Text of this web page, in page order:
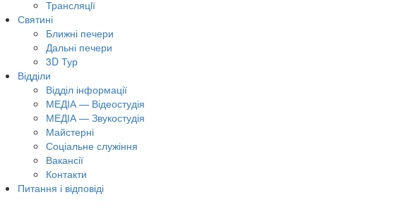
Трансляцiї
Святині
Ближні печери
Дальні печери
3D Тур
Відділи
Відділ інформації
МЕДІА — Відеостудія
МЕДІА — Звукостудія
Майстерні
Соціальне служіння
Вакансії
Контакти
Питання і відповіді